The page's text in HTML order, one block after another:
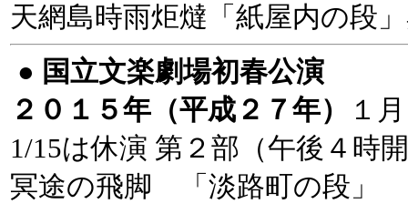
天網島時雨炬燵「紙屋内の
● 国立文楽劇場初春公演
２０１５年（平成２７年）
１
1/15は休演 第２部（午後４時
冥途の飛脚 「淡路町の段」